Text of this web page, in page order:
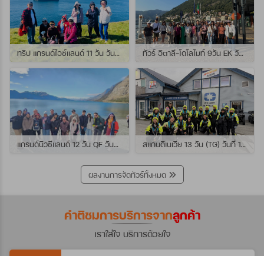
ทริป แกรนด์ไอซ์แลนด์ 11 วัน วันที่ 25 กรกฏาคม - 04 สิงหาคม 2569 เดินทางกับไกด์พี่เปิ้ล ทัวร์ อิตาลี-โดโลไมท์ 9วัน EK วันที่ 21 - 29 กรกฏาคม 2569 เดินทางกับไกด์พี่หนุ่ม
แกรนด์นิวซีแลนด์ 12 วัน QF วันที่ 22 กรกฎาคม - 3 สิงหาคม 2569 เดินทางกับไกด์พี่โจ้ สแกนดิเนเวีย 13 วัน (TG) วันที่ 10-22 กรกฏาคม 2569 เดินทางกับไกด์พี่เต้ย
ผลงานการจัดทัวร์ทั้งหมด
คำติชมการบริการจากลูกค้า
เราใส่ใจ บริการด้วยใจ